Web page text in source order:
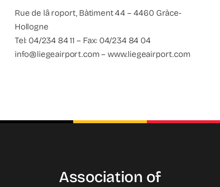
Faq
Rue de lâ roport, Bàtiment 44 – 4460 Gràce-
Hollogne
Tel: 04/234 84 11 – Fax: 04/234 84 04
info@liegeairport.com – www.liegeairport.com
Association of